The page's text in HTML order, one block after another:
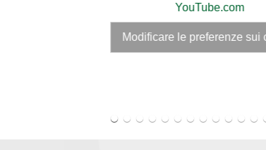
YouTube.com
Modificare le preferenze sui